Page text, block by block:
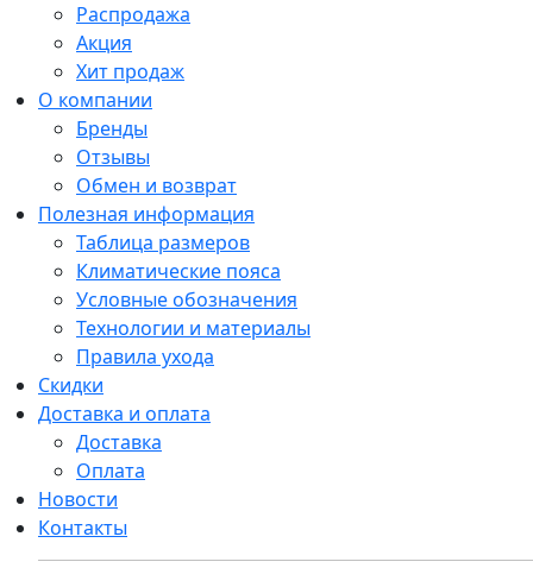
Распродажа
Акция
Хит продаж
О компании
Бренды
Отзывы
Обмен и возврат
Полезная информация
Таблица размеров
Климатические пояса
Условные обозначения
Технологии и материалы
Правила ухода
Скидки
Доставка и оплата
Доставка
Оплата
Новости
Контакты